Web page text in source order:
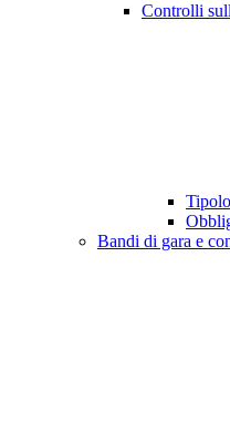
Controlli
Bandi di gara e